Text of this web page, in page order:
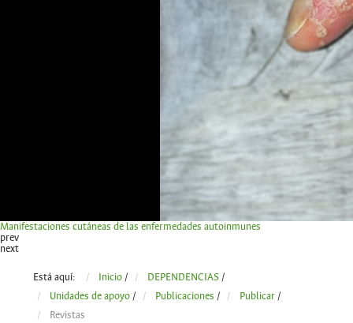
Manifestaciones cutáneas de las enfermedades autoinmunes
prev
next
Está aquí: Inicio/ DEPENDENCIAS/
Unidades de apoyo/ Publicaciones / Publicar/
Revistas